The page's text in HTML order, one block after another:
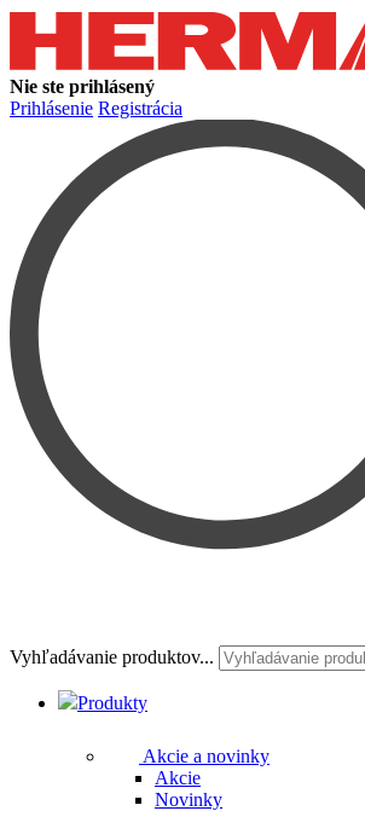
Nie ste prihlásený
Prihlásenie Registrácia
Vyhľadávanie produktov...
Produkty
Akcie a novinky
Akcie
Novinky